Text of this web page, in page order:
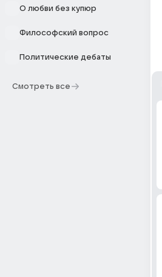
О любви без купюр
Философский вопрос
Политические дебаты
Смотреть все